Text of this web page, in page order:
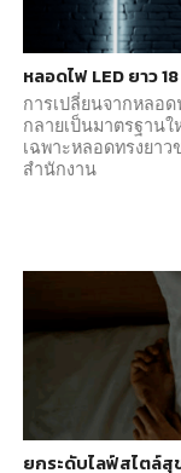
หลอดไฟ LED ยาว
การเปลี่ยนจากหลอ
กลายเป็นมาตรฐาน
เฉพาะหลอดทรงยา
สำนักงาน
ยกระดับไลฟ์สไตล์